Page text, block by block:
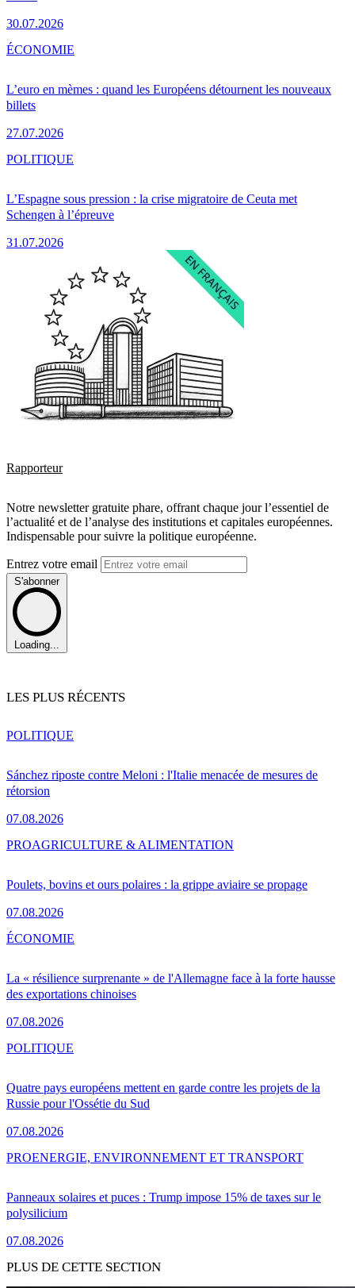
30.07.2026
L’euro en mèmes : quand les Européens détournent les nouveaux
billets
27.07.2026
ÉCONOMIE
L’Espagne sous pression : la crise migratoire de Ceuta met
Schengen à l’épreuve
31.07.2026
POLITIQUE
Rapporteur
Notre newsletter gratuite phare, offrant chaque jour l’essentiel de
l’actualité et de l’analyse des institutions et capitales européennes.
Indispensable pour suivre la politique européenne.
Entrez votre email
S'abonner
Loading...
LES PLUS RÉCENTS
Sánchez riposte contre Meloni : l'Italie menacée de mesures de
rétorsion
07.08.2026
POLITIQUE
Poulets, bovins et ours polaires : la grippe aviaire se propage
07.08.2026
PROAGRICULTURE & ALIMENTATION
La « résilience surprenante » de l'Allemagne face à la forte hausse
des exportations chinoises
07.08.2026
ÉCONOMIE
Quatre pays européens mettent en garde contre les projets de la
Russie pour l'Ossétie du Sud
07.08.2026
POLITIQUE
Panneaux solaires et puces : Trump impose 15% de taxes sur le
polysilicium
07.08.2026
PROENERGIE, ENVIRONNEMENT ET TRANSPORT
PLUS DE CETTE SECTION